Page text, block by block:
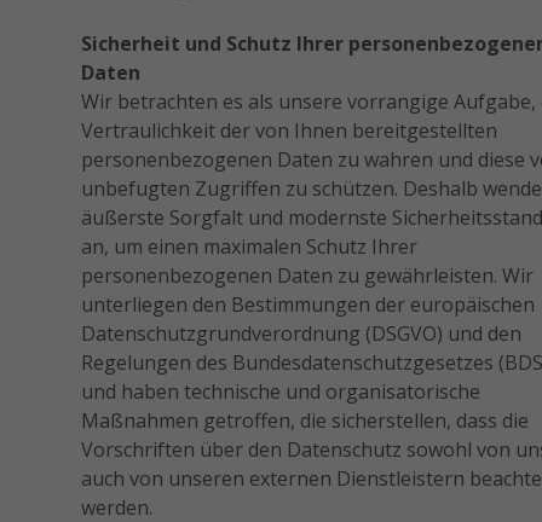
Sicherheit und Schutz Ihrer
Daten
Wir betrachten es als unsere vorrangige Aufgabe,
Vertraulichkeit der von Ihnen bereitgestellten
personenbezogenen Daten zu wahren und diese
unbefugten Zugriffen zu schützen. Deshalb
äußerste Sorgfalt und modernste
an, um einen maximalen Schutz Ihrer
personenbezogenen Daten zu gewährleisten. Wir
unterliegen den Bestimmungen der europäischen
Datenschutzgrundverordnung (DSGVO) und den
Regelungen des Bundesdatenschutzgesetzes
und haben technische und organisatorische
Maßnahmen getroffen, die sicherstellen, dass die
Vorschriften über den Datenschutz sowohl von
auch von unseren externen Dienstleistern
werden.